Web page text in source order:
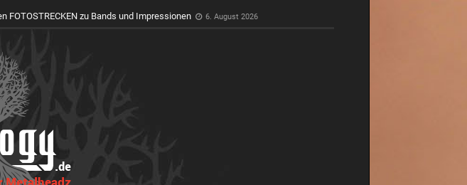
zu Bands und Impressionen 6. August 2026